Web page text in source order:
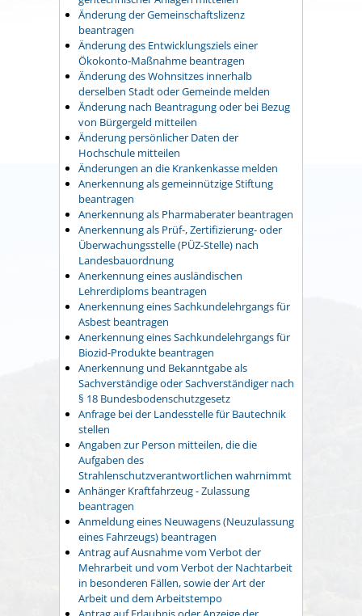
Änderung der Gemeinschaftslizenz
beantragen
Änderung des Entwicklungsziels einer
Ökokonto-Maßnahme beantragen
Änderung des Wohnsitzes innerhalb
derselben Stadt oder Gemeinde melden
Änderung nach Beantragung oder bei Bezug
von Bürgergeld mitteilen
Änderung persönlicher Daten der
Hochschule mitteilen
Änderungen an die Krankenkasse melden
Anerkennung als gemeinnützige Stiftung
beantragen
Anerkennung als Pharmaberater beantragen
Anerkennung als Prüf-, Zertifizierung- oder
Überwachungsstelle (PÜZ-Stelle) nach
Landesbauordnung
Anerkennung eines ausländischen
Lehrerdiploms beantragen
Anerkennung eines Sachkundelehrgangs für
Asbest beantragen
Anerkennung eines Sachkundelehrgangs für
Biozid-Produkte beantragen
Anerkennung und Bekanntgabe als
Sachverständige oder Sachverständiger nach
§ 18 Bundesbodenschutzgesetz
Anfrage bei der Landesstelle für Bautechnik
stellen
Angaben zur Person mitteilen, die die
Aufgaben des
Strahlenschutzverantwortlichen wahrnimmt
Anhänger Kraftfahrzeug - Zulassung
beantragen
Anmeldung eines Neuwagens (Neuzulassung
eines Fahrzeugs) beantragen
Antrag auf Ausnahme vom Verbot der
Mehrarbeit und vom Verbot der Nachtarbeit
in besonderen Fällen, sowie der Art der
Arbeit und dem Arbeitstempo